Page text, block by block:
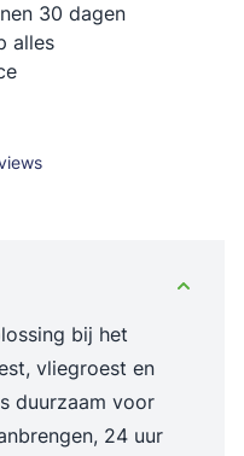
30 dagen
alles
bij het
vliegroest en
duurzaam voor
24 uur